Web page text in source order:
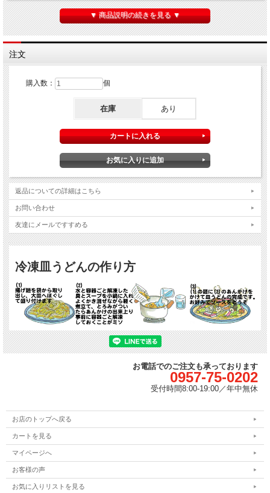
商品仕様
品名
具付あんかけスープ(中華麺用具付あんかけスープ)
内容量
300グラム
保存方
法
具材
(長崎県産)・揚げ蒲鉾・はんぺん・イカ・エビ
縮スープ・澱粉・糖類・食塩・醤油・調味料(アミノ酸等)
小麦・大豆・豚肉・鶏肉・ゼラチン(スープ内)を含む
中華揚げ麺
80グラム
原材料/
麺
小麦粉・かんすい(唐あく水)・植物油
▼ 商品説明の続きを見る ▼
注文
購入数： 個
在庫 あり
返品についての詳細はこちら
お問い合わせ
友達にメールですすめる
冷凍皿うどんの作り方
お電話でのご注文も承っております
0957-75-0202
受付時間8:00-19:00／年中無休
お店のトップへ戻る
カートを見る
マイページへ
お客様の声
お気に入りリストを見る